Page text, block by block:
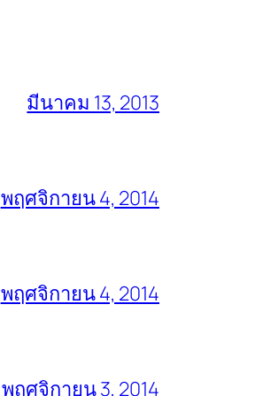
มีนาคม 13, 2013
พฤศจิกายน 4, 2014
พฤศจิกายน 4, 2014
พฤศจิกายน 3, 2014